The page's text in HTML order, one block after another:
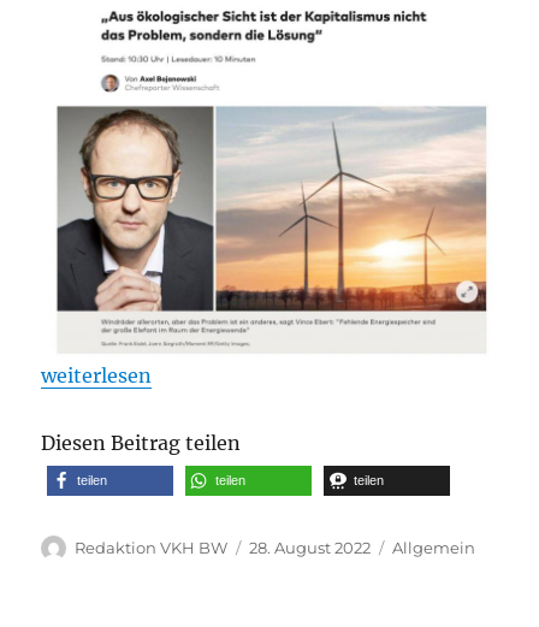
„„Aus ökologischer Sicht ist der Kapitalismus
weiterlesen
Diesen Beitrag teilen
teilen teilen teilen
Autor
Redaktion VKH BW
Veröffentlicht
28. August 2022 Kategorien
Allgemein